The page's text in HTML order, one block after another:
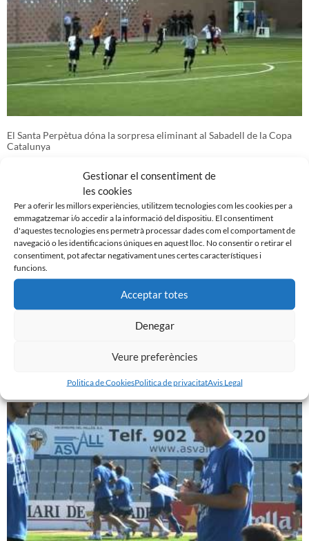
Gestionar el consentiment de
les cookies
Per a oferir les millors experiències, utilitzem tecnologies com les cookies per a
emmagatzemar i/o accedir a la informació del dispositiu. El consentiment
d'aquestes tecnologies ens permetrà processar dades com el comportament de
navegació o les identificacions úniques en aquest lloc. No consentir o retirar el
consentiment, pot afectar negativament unes certes característiques i
funcions.
Acceptar totes
Denegar
Veure preferències
Politica de CookiesPolitica de privacitatAvis Legal
El Santa Perpètua dóna la sorpresa eliminant al Sabadell de la Copa
Catalunya
Presentació ‘El club de mi vida’ de Joaquim Fité